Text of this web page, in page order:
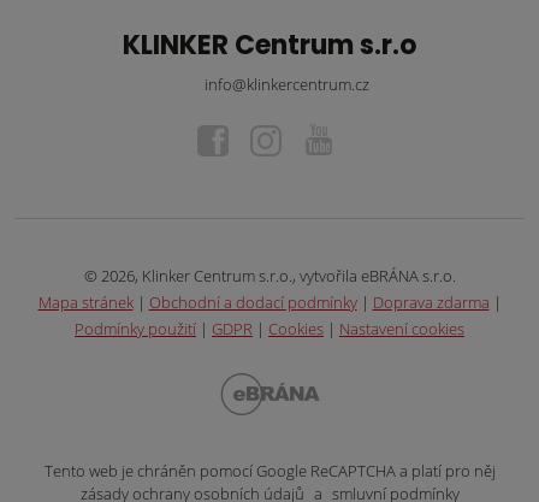
KLINKER Centrum s.r.o
info@klinkercentrum.cz
© 2026, Klinker Centrum s.r.o., vytvořila eBRÁNA s.r.o.
Mapa stránek| Obchodní a dodací podmínky| Doprava zdarma |
Podmínky použití | GDPR | Cookies | Nastavení cookies
Tento web je chráněn pomocí Google ReCAPTCHA a platí pro něj
zásady ochrany osobních údajů a smluvní podmínky